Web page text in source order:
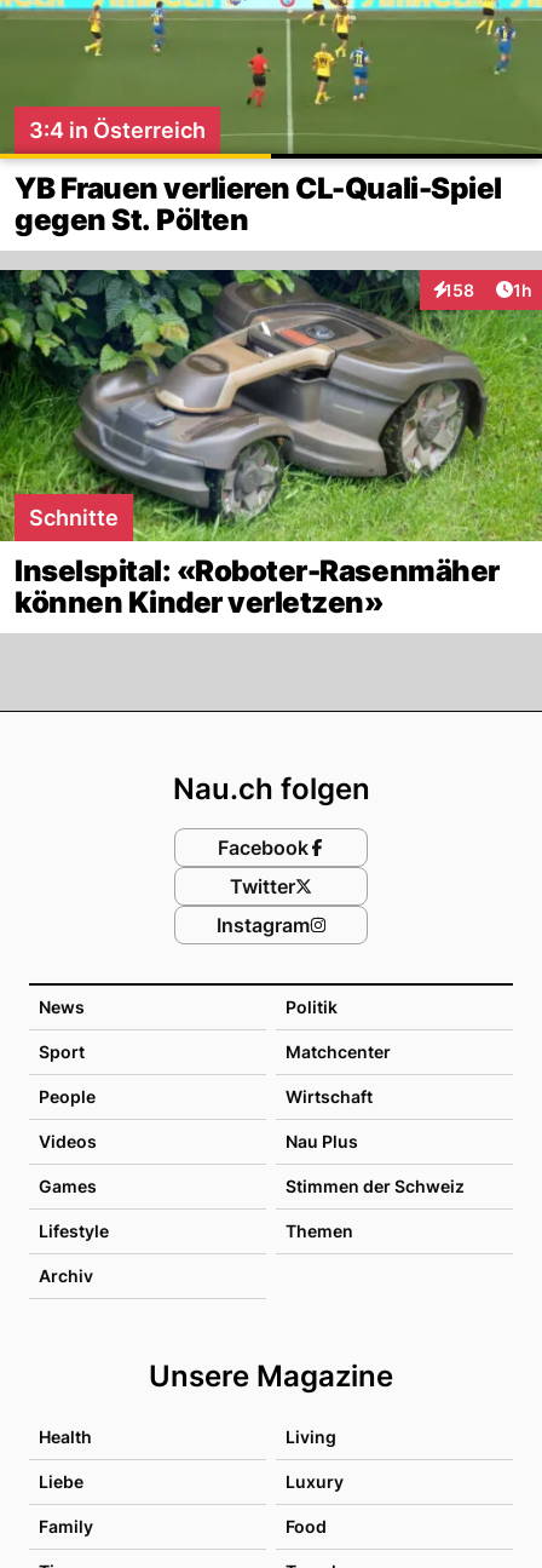
3:4 in Österreich
YB Frauen verlieren CL-Quali-Spiel
gegen St. Pölten
158
Interaktionen
1h
Schnitte
Inselspital: «Roboter-Rasenmäher
können Kinder verletzen»
News Politik
Sport Matchcenter
People Wirtschaft
Videos Nau Plus
Games Stimmen der Schweiz
Lifestyle Themen
Archiv
Unsere Magazine
Health Living
Liebe Luxury
Family Food
Nau.ch folgen
Facebook
Twitter
Instagram